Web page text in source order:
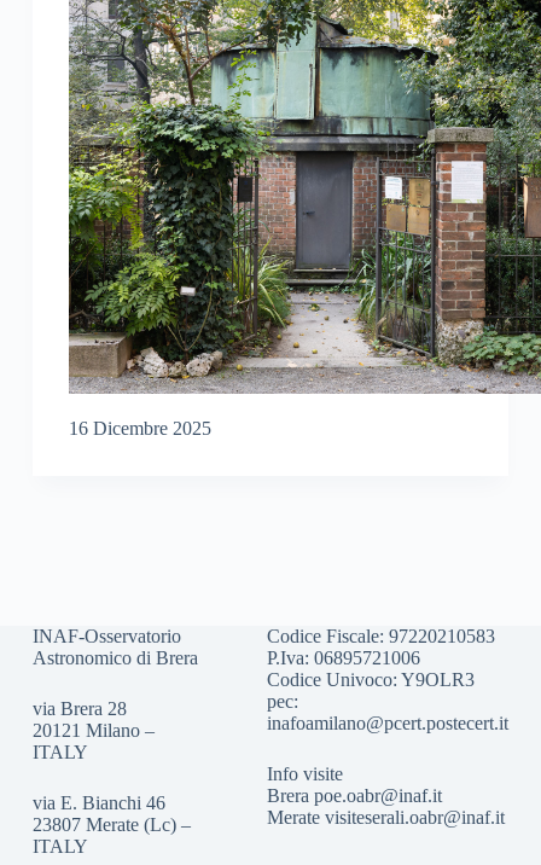
16 Dicembre 2025
INAF-Osservatorio
Astronomico di Brera
via Brera 28
20121 Milano –
ITALY
via E. Bianchi 46
23807 Merate (Lc) –
ITALY
Codice Fiscale: 97220210583
P.Iva: 06895721006
Codice Univoco: Y9OLR3
pec:
inafoamilano@pcert.postecert.it
Info visite
Brerapoe.oabr@inaf.it
Meratevisiteserali.oabr@inaf.it